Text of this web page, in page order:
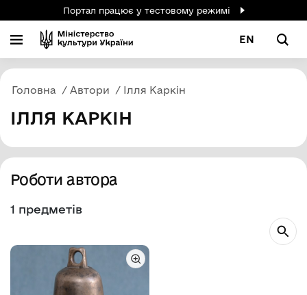
Портал працює у тестовому режимі
EN
Головна Автори Ілля Каркін
ІЛЛЯ КАРКІН
Роботи автора
1 предметів